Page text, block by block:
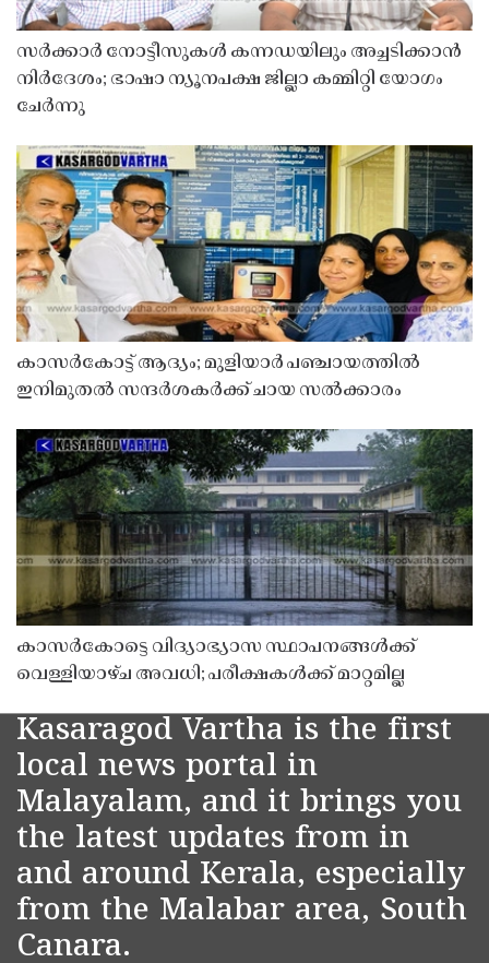
സർക്കാർ നോട്ടീസുകൾ കന്നഡയിലും അച്ചടിക്കാൻ
നിർദേശം; ഭാഷാ ന്യൂനപക്ഷ ജില്ലാ കമ്മിറ്റി യോഗം
ചേർന്നു
കാസർകോട്ട് ആദ്യം; മുളിയാർ പഞ്ചായത്തിൽ
ഇനിമുതൽ സന്ദർശകർക്ക് ചായ സൽക്കാരം
കാസർകോട്ടെ വിദ്യാഭ്യാസ സ്ഥാപനങ്ങൾക്ക്
വെള്ളിയാഴ്ച അവധി; പരീക്ഷകൾക്ക് മാറ്റമില്ല
Kasaragod Vartha is the first
local news portal in
Malayalam, and it brings you
the latest updates from in
and around Kerala, especially
from the Malabar area, South
Canara.